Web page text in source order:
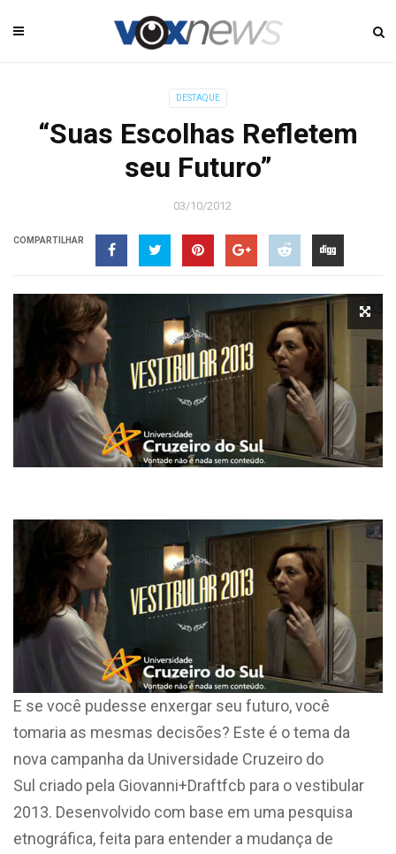
DESTAQUE
“Suas Escolhas Refletem
seu Futuro”
03/10/2012
COMPARTILHAR
E se você pudesse enxergar seu futuro, você
tomaria as mesmas decisões? Este é o tema da
nova campanha da Universidade Cruzeiro do
Sul criado pela Giovanni+Draftfcb para o vestibular
2013. Desenvolvido com base em uma pesquisa
etnográfica, feita para entender a mudança de